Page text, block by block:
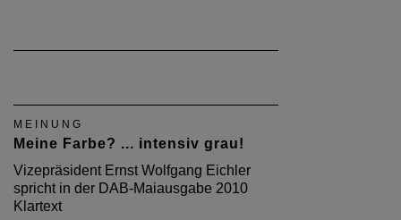
MEINUNG
Meine Farbe? ... intensiv grau!
Vizepräsident Ernst Wolfgang Eichler
spricht in der DAB-Maiausgabe 2010
Klartext